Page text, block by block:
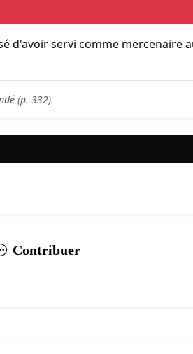
d'avoir servi comme
(p. 332).
Contribuer